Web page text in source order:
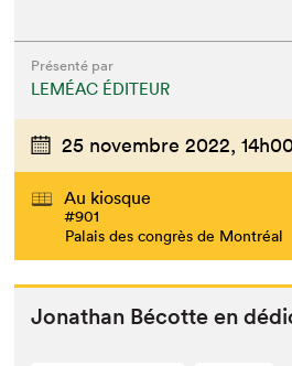
Présenté par
LEMÉAC ÉDITEUR
25 novembre 2022,
Au kiosque
#901
Palais des congrès de Montréal
Jonathan Bécotte en